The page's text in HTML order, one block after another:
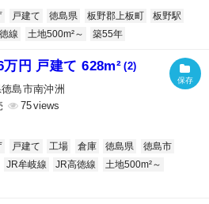
戸建て 徳島県 板野郡上板町
板野駅
線 土地500m²～ 築55年
万円 戸建て 628m² (2)
島市南沖洲
75
戸建て 工場 倉庫 徳島県
徳島市
JR牟岐線 JR高徳線
土地500m²～